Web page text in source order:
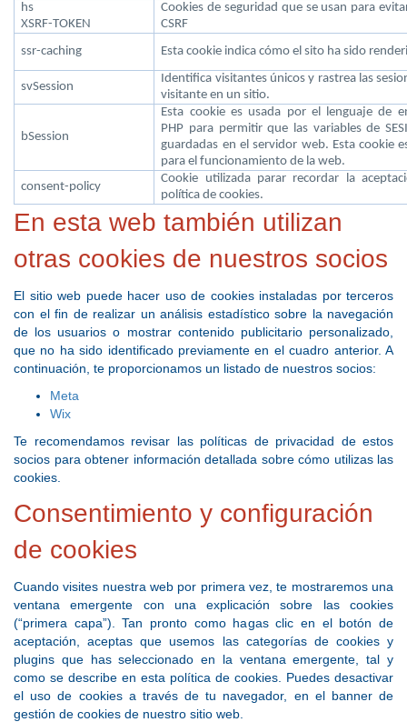
hs
XSRF-TOKEN
Cookies de seguridad que se usan para
CSRF
ssr-caching
Esta cookie indica cómo el sito ha sido
svSession
Identifica visitantes únicos y rastrea las
visitante en un sitio.
bSession
Esta cookie es usada por el lenguaje de
PHP para permitir que las variables de
guardadas en el servidor web. Esta cookie
para el funcionamiento de la web.
consent-policy
Cookie utilizada parar recordar la
política de cookies.
En esta web también utilizan
otras cookies de nuestros socios
El sitio web puede hacer uso de cookies instaladas por terceros
con el fin de realizar un análisis estadístico sobre la navegación
de los usuarios o mostrar contenido publicitario personalizado,
que no ha sido identificado previamente en el cuadro anterior. A
continuación, te proporcionamos un listado de nuestros socios:
Meta
Wix
Te recomendamos revisar las políticas de privacidad de estos
socios para obtener información detallada sobre cómo utilizas las
cookies.
Consentimiento y configuración
de cookies
Cuando visites nuestra web por primera vez, te mostraremos una
ventana emergente con una explicación sobre las cookies
(“primera capa”). Tan pronto como hagas clic en el botón de
aceptación, aceptas que usemos las categorías de cookies y
plugins que has seleccionado en la ventana emergente, tal y
como se describe en esta política de cookies. Puedes desactivar
el uso de cookies a través de tu navegador, en el banner de
gestión de cookies de nuestro sitio web.